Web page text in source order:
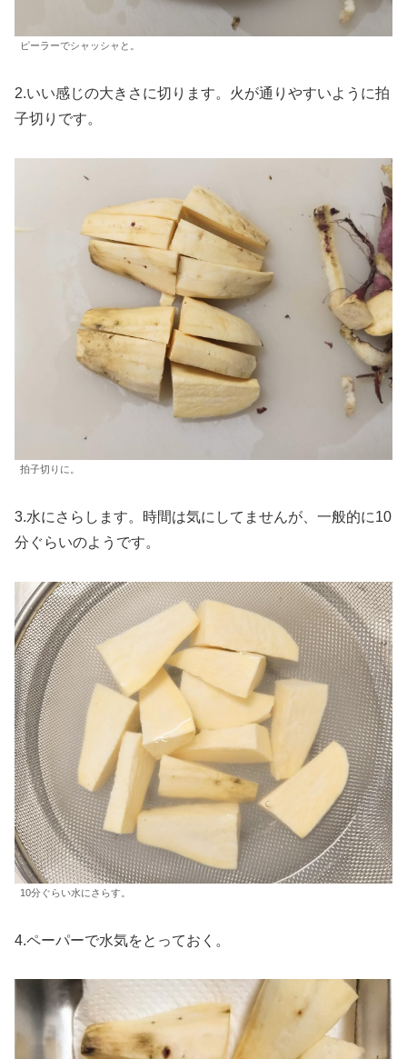
ピーラーでシャッシャと。
2.いい感じの大きさに切ります。火が通りやすいように拍
子切りです。
拍子切りに。
3.水にさらします。時間は気にしてませんが、一般的に10
分ぐらいのようです。
10分ぐらい水にさらす。
4.ペーパーで水気をとっておく。